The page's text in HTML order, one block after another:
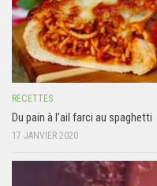
RECETTES
Du pain à l’ail farci au spaghetti
17 JANVIER 2020